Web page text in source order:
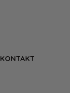
KONTAKT